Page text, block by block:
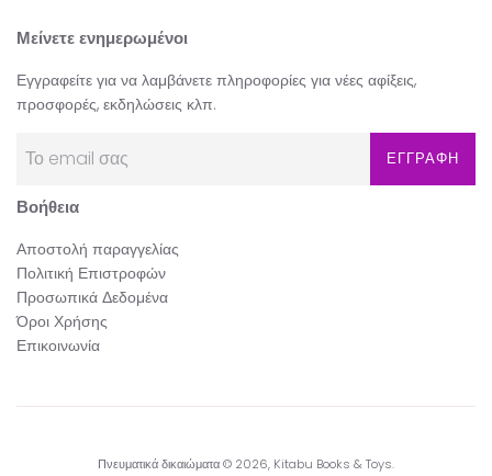
Μείνετε ενημερωμένοι
Εγγραφείτε για να λαμβάνετε πληροφορίες για νέες αφίξεις,
προσφορές, εκδηλώσεις κλπ.
ΕΓΓΡΑΦΗ
Βοήθεια
Αποστολή παραγγελίας
Πολιτική Επιστροφών
Προσωπικά Δεδομένα
Όροι Χρήσης
Επικοινωνία
Πνευματικά δικαιώματα © 2026, Kitabu Books & Toys.